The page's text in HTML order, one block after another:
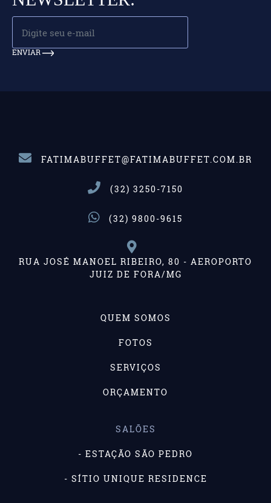
ENVIAR
FATIMABUFFET@FATIMABUFFET.COM.BR
(32) 3250-7150
(32) 9800-9615
RUA JOSÉ MANOEL RIBEIRO, 80 - AEROPORTO
JUIZ DE FORA/MG
QUEM SOMOS
FOTOS
SERVIÇOS
ORÇAMENTO
SALÕES
- ESTAÇÃO SÃO PEDRO
- SÍTIO UNIQUE RESIDENCE